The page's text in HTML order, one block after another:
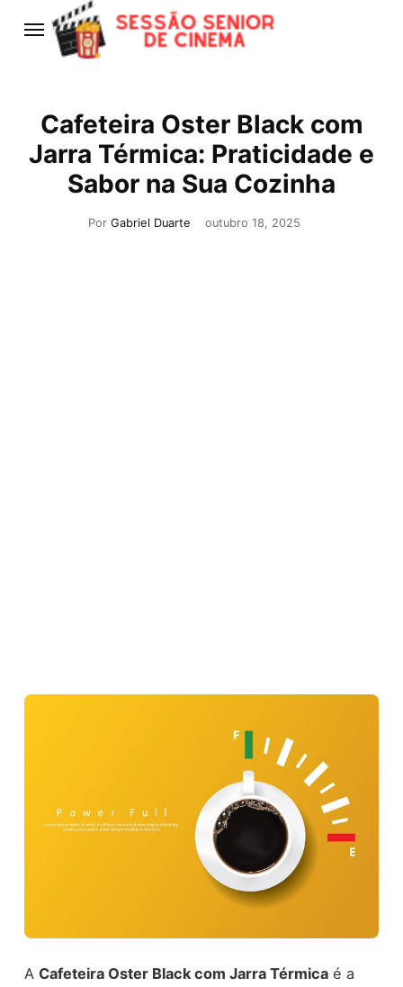
Cafeteira Oster Black com
Jarra Térmica: Praticidade e
Sabor na Sua Cozinha
Por Gabriel Duarte outubro 18, 2025
A Cafeteira Oster Black com Jarra Térmicaé a